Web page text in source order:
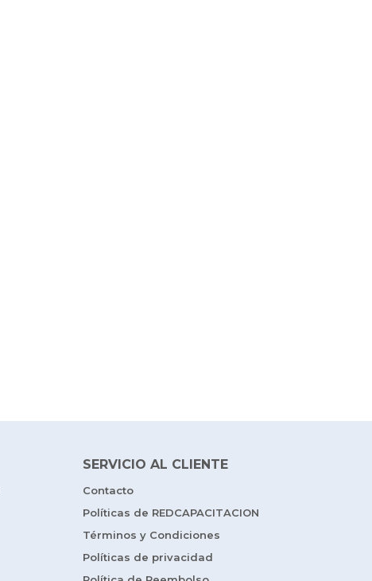
SERVICIO AL CLIENTE
Contacto
Políticas de REDCAPACITACION
Términos y Condiciones
Políticas de privacidad